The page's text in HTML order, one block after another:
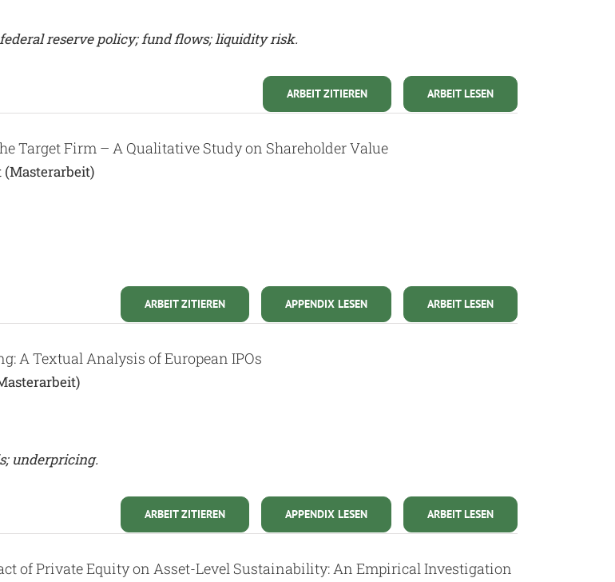
reserve policy; fund flows; liquidity risk.
ARBEIT LESEN
ARBEIT ZITIEREN
Target Firm – A Qualitative Study on Shareholder Value
ARBEIT LESEN
APPENDIX LESEN
ARBEIT ZITIEREN
A Textual Analysis of European IPOs
underpricing.
ARBEIT LESEN
APPENDIX LESEN
ARBEIT ZITIEREN
of Private Equity on Asset-Level Sustainability: An Empirical Investigation